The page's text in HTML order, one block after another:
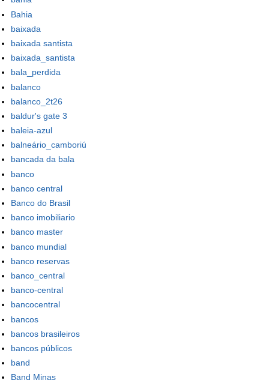
Bahia
baixada
baixada santista
baixada_santista
bala_perdida
balanco
balanco_2t26
baldur's gate 3
baleia-azul
balneário_camboriú
bancada da bala
banco
banco central
Banco do Brasil
banco imobiliario
banco master
banco mundial
banco reservas
banco_central
banco-central
bancocentral
bancos
bancos brasileiros
bancos públicos
band
Band Minas